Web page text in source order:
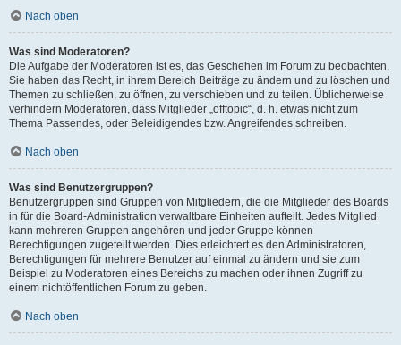
Nach oben
Was sind Moderatoren?
Die Aufgabe der Moderatoren ist es, das Geschehen im Forum zu beobachten.
Sie haben das Recht, in ihrem Bereich Beiträge zu ändern und zu löschen und
Themen zu schließen, zu öffnen, zu verschieben und zu teilen. Üblicherweise
verhindern Moderatoren, dass Mitglieder „offtopic“, d. h. etwas nicht zum
Thema Passendes, oder Beleidigendes bzw. Angreifendes schreiben.
Nach oben
Was sind Benutzergruppen?
Benutzergruppen sind Gruppen von Mitgliedern, die die Mitglieder des Boards
in für die Board-Administration verwaltbare Einheiten aufteilt. Jedes Mitglied
kann mehreren Gruppen angehören und jeder Gruppe können
Berechtigungen zugeteilt werden. Dies erleichtert es den Administratoren,
Berechtigungen für mehrere Benutzer auf einmal zu ändern und sie zum
Beispiel zu Moderatoren eines Bereichs zu machen oder ihnen Zugriff zu
einem nichtöffentlichen Forum zu geben.
Nach oben